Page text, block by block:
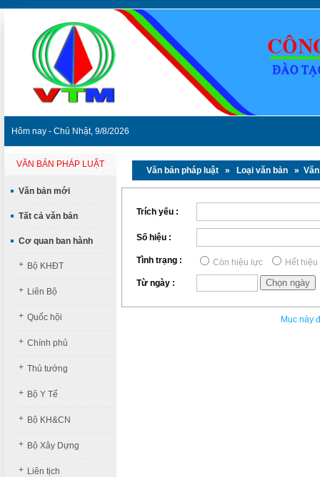
Hôm nay - Chủ Nhật, 9/8/2026
VĂN BẢN PHÁP LUẬT
Văn bản mới
Tất cả văn bản
Cơ quan ban hành
+ Bộ KHĐT
+ Liên Bộ
+ Quốc hội
+ Chính phủ
+ Thủ tướng
+ Bộ Y Tế
+ Bộ KH&CN
+ Bộ Xây Dựng
+ Liên tịch
Văn bản pháp luật » Loại văn bản » Văn
Trích yếu :
Số hiệu :
Tình trạng : Còn hiệu lực Hết
Từ ngày :
Mục này